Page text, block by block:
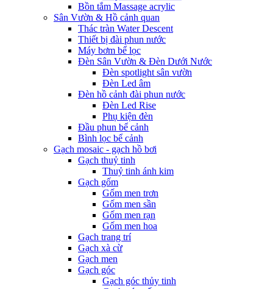
Bồn tắm Massage acrylic
Sân Vườn & Hồ cảnh quan
Thác tràn Water Descent
Thiết bị đài phun nước
Máy bơm bể lọc
Đèn Sân Vườn & Đèn Dưới Nước
Đèn spotlight sân vườn
Đèn Led âm
Đèn hồ cảnh đài phun nước
Đèn Led Rise
Phụ kiện đèn
Đầu phun bể cảnh
Bình lọc bể cảnh
Gạch mosaic - gạch hồ bơi
Gạch thuỷ tinh
Thuỷ tinh ánh kim
Gạch gốm
Gốm men trơn
Gốm men sần
Gốm men rạn
Gốm men hoa
Gạch trang trí
Gạch xà cừ
Gạch men
Gạch góc
Gạch góc thủy tinh